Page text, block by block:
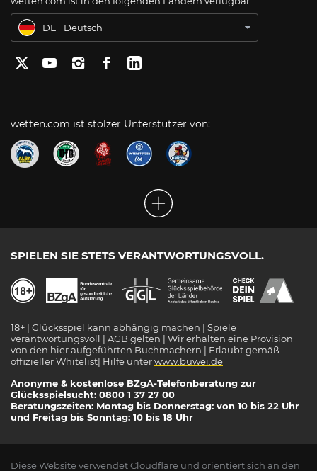
Apostas Online no Brasil
DE
Deutsch
wetten.com ist stolzer Unterstützer von:
SPIELEN SIE STETS VERANTWORTUNGSVOLL.
18+ | Glücksspiel kann abhängig machen | Spiele
verantwortungsvoll | AGB gelten | Wir erhalten eine Provision
von den hier aufgeführten Buchmachern | Erlaubt gemäß
offizieller Whitelist| Hilfe unterwww.buwei.de
Anonyme & kostenlose BZgA-Telefonberatung zur
Glücksspielsucht: 0800 1 37 27 00
Beratungszeiten: Montag bis Donnerstag: von 10 bis 22 Uhr
und Freitag bis Sonntag: 10 bis 18 Uhr
Diese Website verwendetCloudflare und orientiert sich an den